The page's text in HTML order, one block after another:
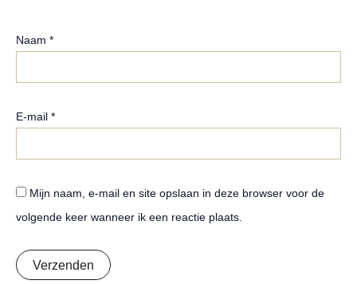
Naam *
E-mail *
Mijn naam, e-mail en site opslaan in deze browser voor de
volgende keer wanneer ik een reactie plaats.